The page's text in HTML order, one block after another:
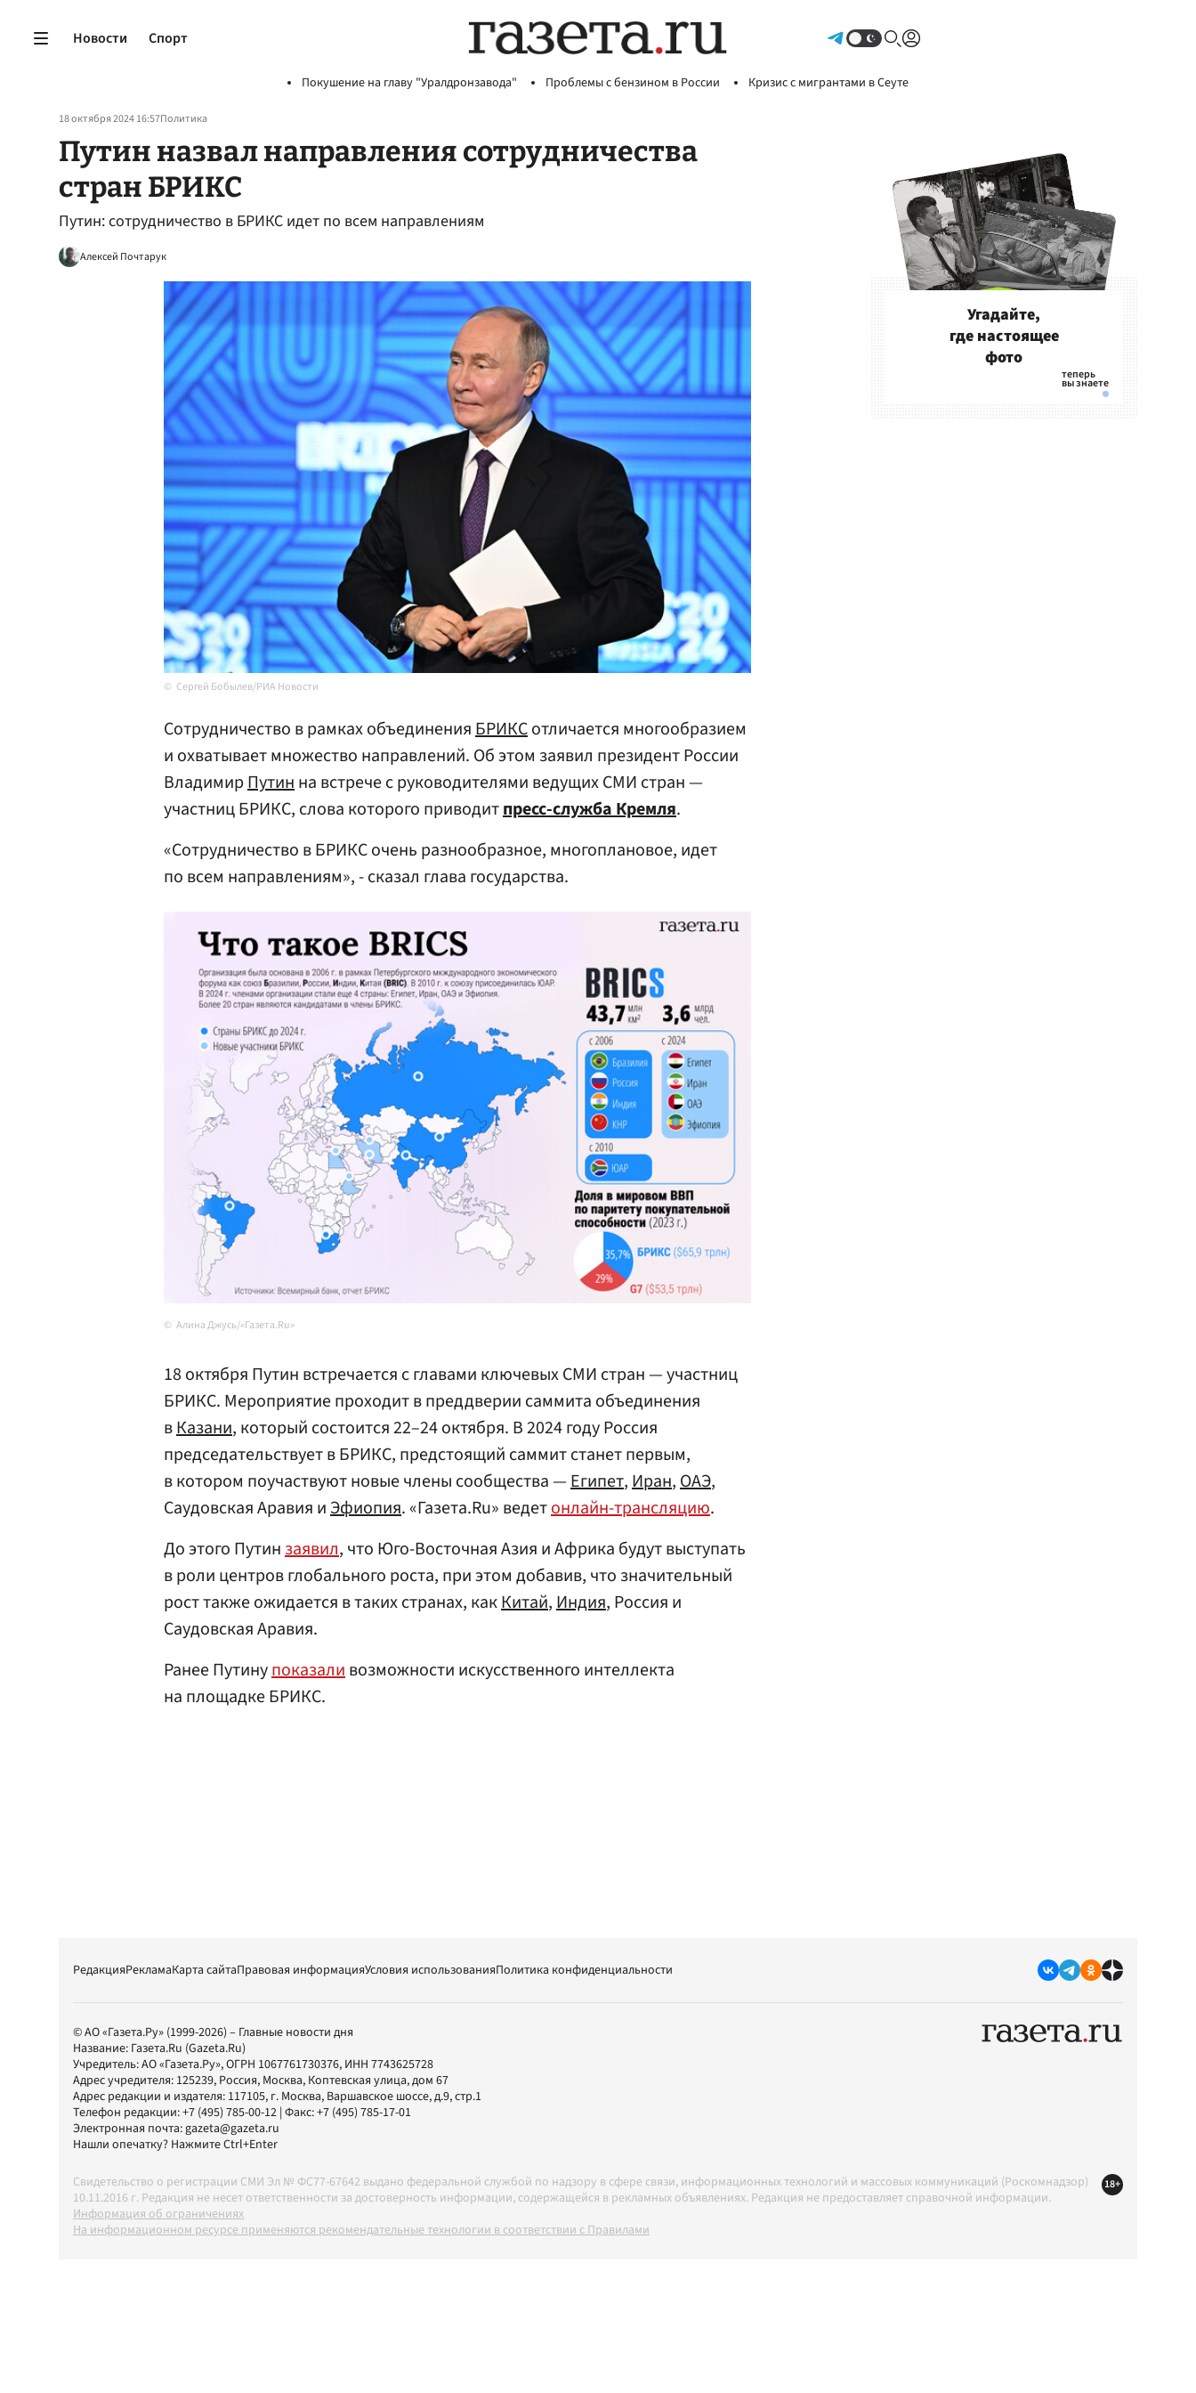
Новости Спорт
Покушение на главу "Уралдронзавода" Проблемы с бензином в России Кризис с мигрантами в Сеуте
18 октября 2024 16:57Политика
Путин назвал направления сотрудничества
стран БРИКС
Путин: сотрудничество в БРИКС идет по всем направлениям
Алексей Почтарук
Сергей Бобылев/РИА Новости
Сотрудничество в рамках объединенияБРИКСотличается многообразием
и охватывает множество направлений. Об этом заявил президент России
ВладимирПутинна встрече с руководителями ведущих СМИ стран —
участниц БРИКС, слова которого приводитпресс-служба Кремля.
«Сотрудничество в БРИКС очень разнообразное, многоплановое, идет
по всем направлениям», - сказал глава государства.
Алина Джусь/«Газета.Ru»
18 октября Путин встречается с главами ключевых СМИ стран — участниц
БРИКС. Мероприятие проходит в преддверии саммита объединения
вКазани, который состоится 22–24 октября. В 2024 году Россия
председательствует в БРИКС, предстоящий саммит станет первым,
в котором поучаствуют новые члены сообщества —Египет,Иран,ОАЭ,
Саудовская Аравия иЭфиопия. «Газета.Ru» ведетонлайн-трансляцию.
До этого Путинзаявил, что Юго-Восточная Азия и Африка будут выступать
в роли центров глобального роста, при этом добавив, что значительный
рост также ожидается в таких странах, какКитай,Индия, Россия и
Саудовская Аравия.
Ранее Путинупоказаливозможности искусственного интеллекта
на площадке БРИКС.
Угадайте,
где настоящее
фото
РедакцияРекламаКарта сайтаПравовая информацияУсловия использованияПолитика конфиденциальности
© АО «Газета.Ру» (1999-2026) – Главные новости дня
Название: Газета.Ru (Gazeta.Ru)
Учредитель:АО «Газета.Ру», ОГРН 1067761730376, ИНН 7743625728
Адрес учредителя: 125239, Россия, Москва, Коптевская улица, дом 67
Адрес редакции и издателя: 117105, г. Москва, Варшавское шоссе, д.9, стр.1
Телефон редакции:+7 (495) 785-00-12 | Факс:+7 (495) 785-17-01
Электронная почта:gazeta@gazeta.ru
Нашли опечатку? Нажмите Ctrl+Enter
Свидетельство о регистрации СМИ Эл № ФС77-67642 выдано федеральной службой по надзору в сфере связи, информационных технологий и массовых коммуникаций (Роскомнадзор)
10.11.2016 г. Редакция не несет ответственности за достоверность информации, содержащейся в рекламных объявлениях. Редакция не предоставляет справочной информации.
Информация об ограничениях
На информационном ресурсе применяются рекомендательные технологии в соответствии с Правилами
18+